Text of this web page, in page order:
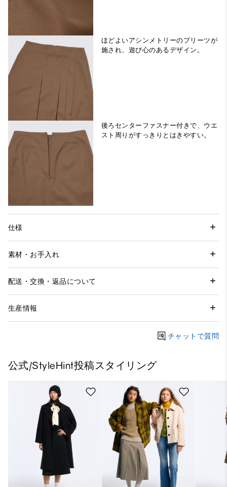
ほどよいアシンメトリーのプリーツが
施され、遊び心のあるデザイン。
後ろセンターファスナー付きで、ウエ
スト周りがすっきりとはきやすい。
仕様
素材・お手入れ
配送・交換・返品について
生産情報
チャットで質問
公式/StyleHint投稿スタイリング